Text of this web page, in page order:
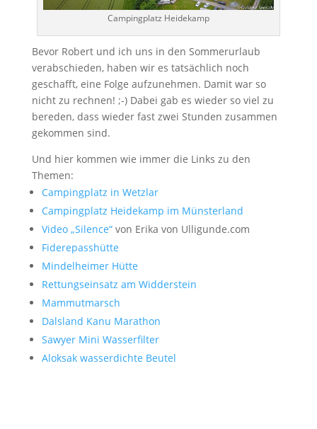
Campingplatz Heidekamp
Bevor Robert und ich uns in den Sommerurlaub
verabschieden, haben wir es tatsächlich noch
geschafft, eine Folge aufzunehmen. Damit war so
nicht zu rechnen! ;-) Dabei gab es wieder so viel zu
bereden, dass wieder fast zwei Stunden zusammen
gekommen sind.
Und hier kommen wie immer die Links zu den
Themen:
Campingplatz in Wetzlar
Campingplatz Heidekamp im Münsterland
Video „Silence“von Erika von Ulligunde.com
Fiderepasshütte
Mindelheimer Hütte
Rettungseinsatz am Widderstein
Mammutmarsch
Dalsland Kanu Marathon
Sawyer Mini Wasserfilter
Aloksak wasserdichte Beutel